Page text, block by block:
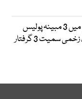
کراچی: مختلف علاقوں میں 3 مبینہ پولیس
سمیت 3 گرفتار